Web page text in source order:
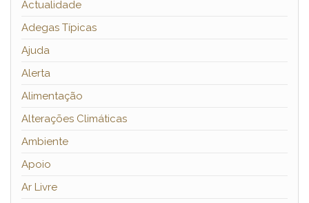
Actualidade
Adegas Típicas
Ajuda
Alerta
Alimentação
Alterações Climáticas
Ambiente
Apoio
Ar Livre